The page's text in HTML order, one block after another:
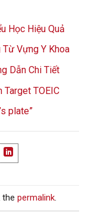
Học Hiệu Quả
Từ Vựng Y Khoa
Dẫn Chi Tiết
Target TOEIC
plate”
the permalink.